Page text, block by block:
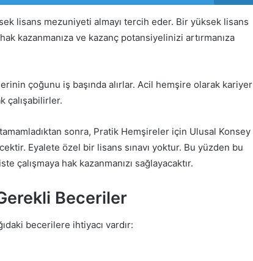
lisans mezuniyeti almayı tercih eder. Bir yüksek lisans
kazanmanıza ve kazanç potansiyelinizi artırmanıza
çoğunu iş başında alırlar. Acil hemşire olarak kariyer
çalışabilirler.
tamamladıktan sonra, Pratik Hemşireler için Ulusal Konsey
Eyalete özel bir lisans sınavı yoktur. Bu yüzden bu
hak kazanmanızı sağlayacaktır.
Beceriler
becerilere ihtiyacı vardır: